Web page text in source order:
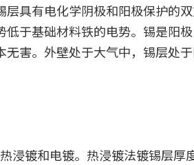
层具有电化学阴极和阳极保护的
低于基础材料铁的电势。锡是阳
无害。外壁处于大气中，锡层处
浸镀和电镀。热浸镀法镀锡层